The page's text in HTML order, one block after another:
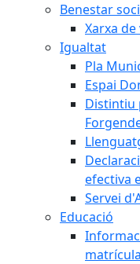
Benestar
Xarxa
Igualtat
Pla
Espai
Distintiu
efectiva
Servei
Educació